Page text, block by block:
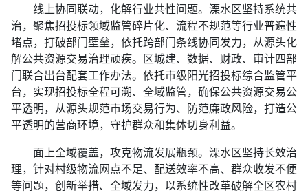
线上协同联动，化解行业共性问题。溧水区坚持系统共
治，聚焦招投标领域监管碎片化、流程不规范等行业普遍性
堵点，打破部门壁垒，依托跨部门条线协同发力，从源头化
解公共资源交易治理顽疾。区城建、数据、财政、审计四部
门联合出台配套工作办法。依托市级阳光招投标综合监管平
台，实现招投标全程可溯、全域监管，确保公共资源交易公
平透明，从源头规范市场交易行为、防范廉政风险，打造公
平透明的营商环境，守护群众和集体切身利益。
面上全域覆盖，攻克物流发展瓶颈。溧水区坚持长效治
理，针对村级物流网点不足、配送效率不高、群众收发不便
等问题，创新举措、全域发力，以系统性改革破解全区农村